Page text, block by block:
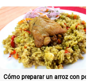
Cómo preparar un arroz con pollo